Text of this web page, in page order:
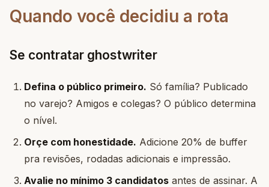
Quando você decidiu a rota
Se contratar ghostwriter
Defina o público primeiro. Só família? Publicado
no varejo? Amigos e colegas? O público determina
o nível.
Orçe com honestidade. Adicione 20% de buffer
pra revisões, rodadas adicionais e impressão.
Avalie no mínimo 3 candidatos antes de assinar. A